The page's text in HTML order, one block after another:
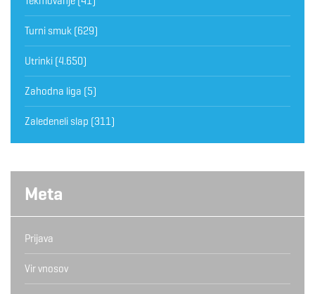
Turni smuk (629)
Utrinki (4.650)
Zahodna liga (5)
Zaledeneli slap (311)
Meta
Prijava
Vir vnosov